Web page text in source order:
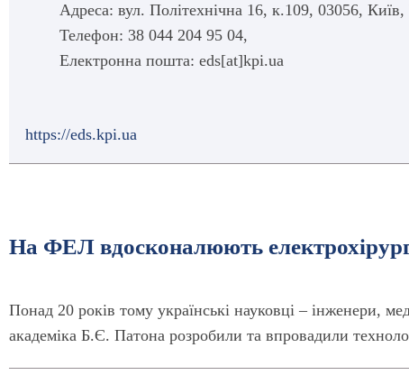
Адреса: вул. Політехнічна 16, к.109, 03056, Київ,
Телефон: 38 044 204 95 04,
Електронна пошта: eds[at]kpi.ua
https://eds.kpi.ua
На ФЕЛ вдосконалюють
Понад 20 років тому українські науковці – інженери,
академіка Б.Є. Патона розробили та впровадили